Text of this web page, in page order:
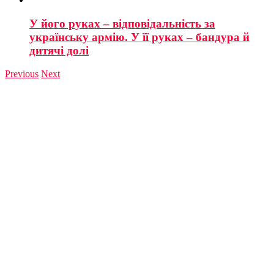
У його руках – відповідальність за
українську армію. У її руках – бандура й
дитячі долі
Previous Next